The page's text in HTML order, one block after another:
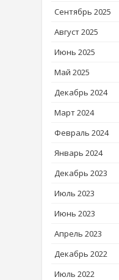
Сентябрь 2025
Август 2025
Июнь 2025
Май 2025
Декабрь 2024
Март 2024
Февраль 2024
Январь 2024
Декабрь 2023
Июль 2023
Июнь 2023
Апрель 2023
Декабрь 2022
Июль 2022